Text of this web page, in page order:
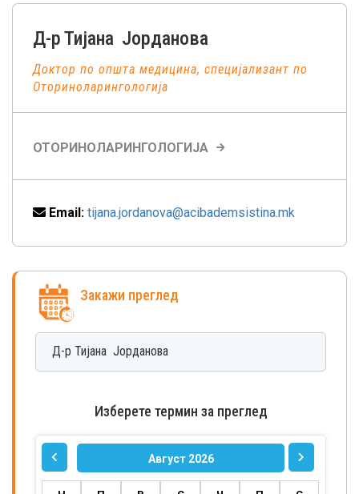
Д-рТијана Јорданова
Доктор по општа медицина, специјализант по
Оториноларингологија
ОТОРИНОЛАРИНГОЛОГИЈА
Email: tijana.jordanova@acibademsistina.mk
Закажи преглед
Д-р Тијана Јорданова
Изберете термин за преглед
Август 2026